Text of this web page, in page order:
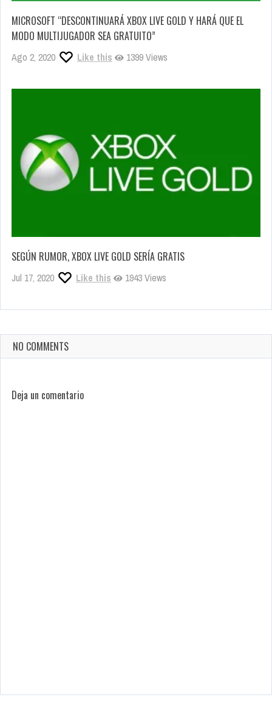
MICROSOFT “DESCONTINUARÁ XBOX LIVE GOLD Y HARÁ QUE EL
MODO MULTIJUGADOR SEA GRATUITO”
Ago 2, 2020 Like this 1399 Views
SEGÚN RUMOR, XBOX LIVE GOLD SERÍA GRATIS
Jul 17, 2020 Like this 1943 Views
NO COMMENTS
Deja un comentario